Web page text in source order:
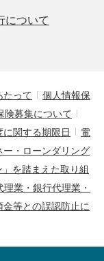
について
たって
個人情報保
険募集について
関する期限日
電
ー・ローンダリング
を踏まえた取り組
業・銀行代理業・
等との誤認防止に